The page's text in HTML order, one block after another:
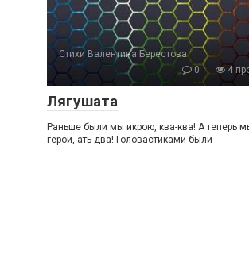
Стихи Валентина Берестова
0
4
Лягушата
Раньше были мы икрою, ква-ква! А теперь
герои, ать-два! Головастиками были